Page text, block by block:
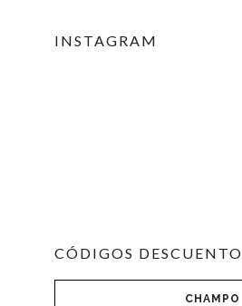
INSTAGRAM
CÓDIGOS DESCUENTO
CHAMPO